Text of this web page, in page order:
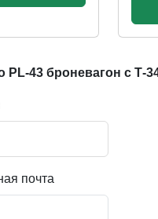
43 броневагон с Т-
почта